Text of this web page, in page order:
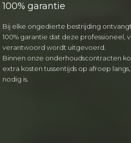
100% garantie
Bij elke ongedierte bestrijding
100% garantie dat deze professioneel,
verantwoord wordt uitgevoerd.
Binnen onze onderhoudscontracten
extra kosten tussentijds op afroep
nodig is.